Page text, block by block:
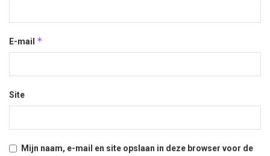
E-mail *
Site
Mijn naam, e-mail en site opslaan in deze browser voor de